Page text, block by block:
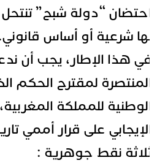
“دولة شبح” تنتحل
شرعية أو أساس قانوني.
هذا الإطار، يجب أن
لمقترح الحكم
للمملكة
على قرار أممي
نقط جوهرية :